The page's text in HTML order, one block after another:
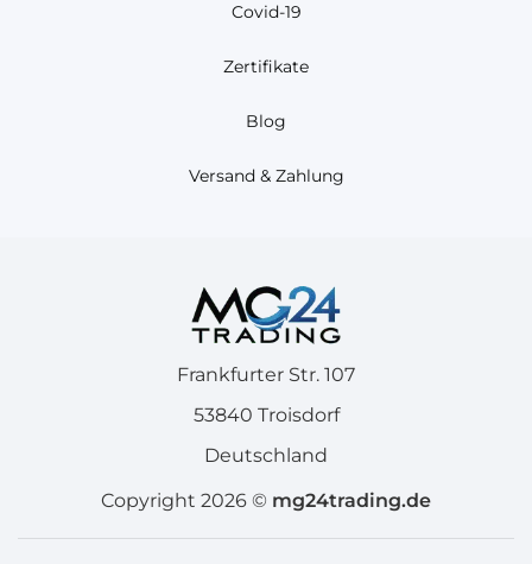
Covid-19
Zertifikate
Blog
Versand & Zahlung
Frankfurter Str. 107
53840 Troisdorf
Deutschland
Copyright 2026 © mg24trading.de